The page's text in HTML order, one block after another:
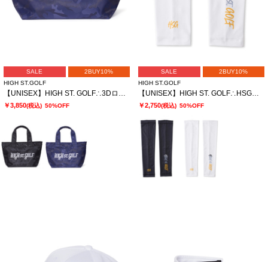
SALE
2BUY10%
HIGH ST.GOLF
【UNISEX】HIGH ST. GOLF∴3Dロゴ刺繍 カモ柄カートバッグ
￥3,850(税込) 50%OFF
SALE
2BUY10%
HIGH ST.GOLF
【UNISEX】HIGH ST. GOLF∴HSGロゴ UVアームカバー ＜AdE＞
￥2,750(税込) 50%OFF